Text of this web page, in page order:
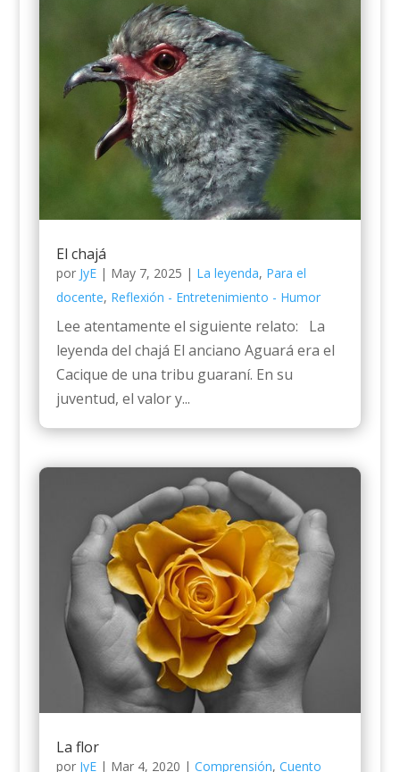
El chajá
por JyE| May 7, 2025 | La leyenda, Para el
docente, Reflexión - Entretenimiento - Humor
Lee atentamente el siguiente relato: La
leyenda del chajá El anciano Aguará era el
Cacique de una tribu guaraní. En su
juventud, el valor y...
La flor
por JyE| Mar 4, 2020 | Comprensión, Cuento